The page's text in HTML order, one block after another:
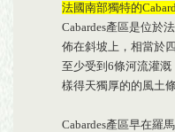
法國南部獨特的
Cabardes產區是位於
佈在斜坡上，相當於
至少受到6條河流灌
樣得天獨厚的的風土
Cabardes產區早在羅